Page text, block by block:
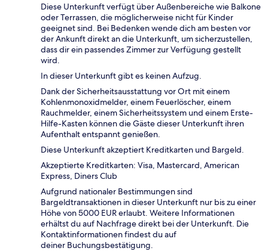
Diese Unterkunft verfügt über Außenbereiche wie Balkone
oder Terrassen, die möglicherweise nicht für Kinder
geeignet sind. Bei Bedenken wende dich am besten vor
der Ankunft direkt an die Unterkunft, um sicherzustellen,
dass dir ein passendes Zimmer zur Verfügung gestellt
wird.
In dieser Unterkunft gibt es keinen Aufzug.
Dank der Sicherheitsausstattung vor Ort mit einem
Kohlenmonoxidmelder, einem Feuerlöscher, einem
Rauchmelder, einem Sicherheitssystem und einem Erste-
Hilfe-Kasten können die Gäste dieser Unterkunft ihren
Aufenthalt entspannt genießen.
Diese Unterkunft akzeptiert Kreditkarten und Bargeld.
Akzeptierte Kreditkarten: Visa, Mastercard, American
Express, Diners Club
Aufgrund nationaler Bestimmungen sind
Bargeldtransaktionen in dieser Unterkunft nur bis zu einer
Höhe von 5000 EUR erlaubt. Weitere Informationen
erhältst du auf Nachfrage direkt bei der Unterkunft. Die
Kontaktinformationen findest du auf
deiner Buchungsbestätigung.